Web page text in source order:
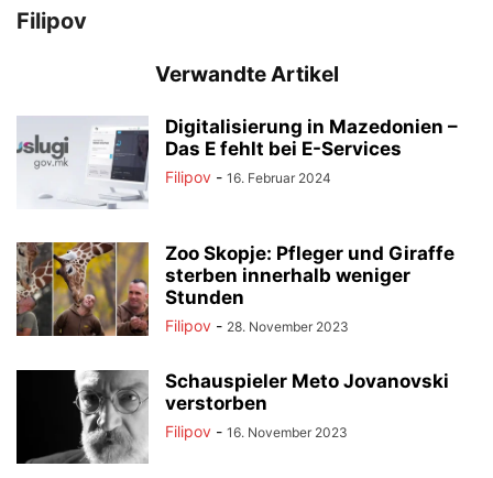
Filipov
Verwandte Artikel
Digitalisierung in Mazedonien –
Das E fehlt bei E-Services
Filipov - 16. Februar 2024
Zoo Skopje: Pfleger und Giraffe
sterben innerhalb weniger
Stunden
Filipov - 28. November 2023
Schauspieler Meto Jovanovski
verstorben
Filipov - 16. November 2023